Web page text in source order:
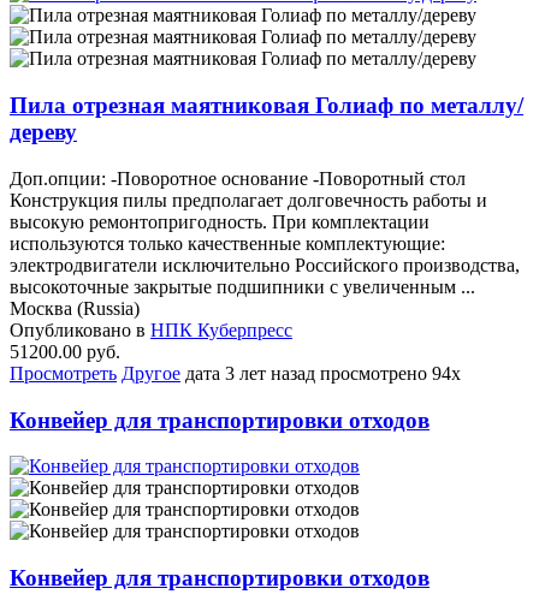
Пила отрезная маятниковая Голиаф по металлу/
дереву
Доп.опции: -Поворотное основание -Поворотный стол
Конструкция пилы предполагает долговечность работы и
высокую ремонтопригодность. При комплектации
используются только качественные комплектующие:
электродвигатели исключительно Российского производства,
высокоточные закрытые подшипники с увеличенным ...
Москва (Russia)
Опубликовано в НПК Куберпресс
51200.00 руб.
Просмотреть Другое дата 3 лет назад просмотрено 94x
Конвейер для транспортировки отходов
Конвейер для транспортировки отходов